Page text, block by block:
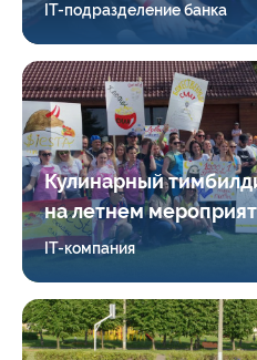
IT-подразделение банка
Кулинарный
на летнем
IT-компания